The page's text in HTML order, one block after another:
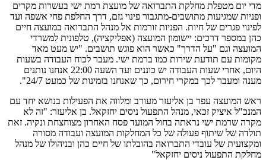
מדי יום מטפלת מחלקת התברואה של מועצת רמת ישי בעשרות מקרים
ופניות שמגיעות מתושבים-מתגבור פינוי גזם, דרך החלפת פחי אשפה ועד
לפינוי פגרים של חיות. הפניות זורמות אל מנהל התברואה במועצה חיים
כהן במספר דרכים: יישומון המועצה (אפליקציה), טלפונית למשרדי
המועצה וגם "על הדרך" כאשר הוא פוגש תושבים. "יש מעט מאד
מקומות עם תודעת שירות כמו ברמת ישי. מעבר לכוח העבודה בשעות
היום, אחרי שעות העבודה יש כוננים ועד השעה 22:00 אנחנו נותנים
מענה ומעבר לכך במקרי חירום, כך שאנחנו בזמינות של כמעט 24/7".
ראש המועצה עפר בן אליעזר מעורב ומלווה את הפעילות בנושא יחד עם
המנכ"ל איציק זכאי, מנהל התפעול ניסים יחזקאל. בן אליעזר: "זה לא
מקרה שרמת ישי נראתה בחול המועד פסח האחרון מצוחצחת ונקיה. זאת
תולדה של שיתוף פעולה של כל המחלקות המועצה ועבודה מסורה
ומקצועית של עובדי התברואה בהובלתו של חיים כהן ובניהולו של מנהל
מחלקת התפעול ניסים יחזקאל"